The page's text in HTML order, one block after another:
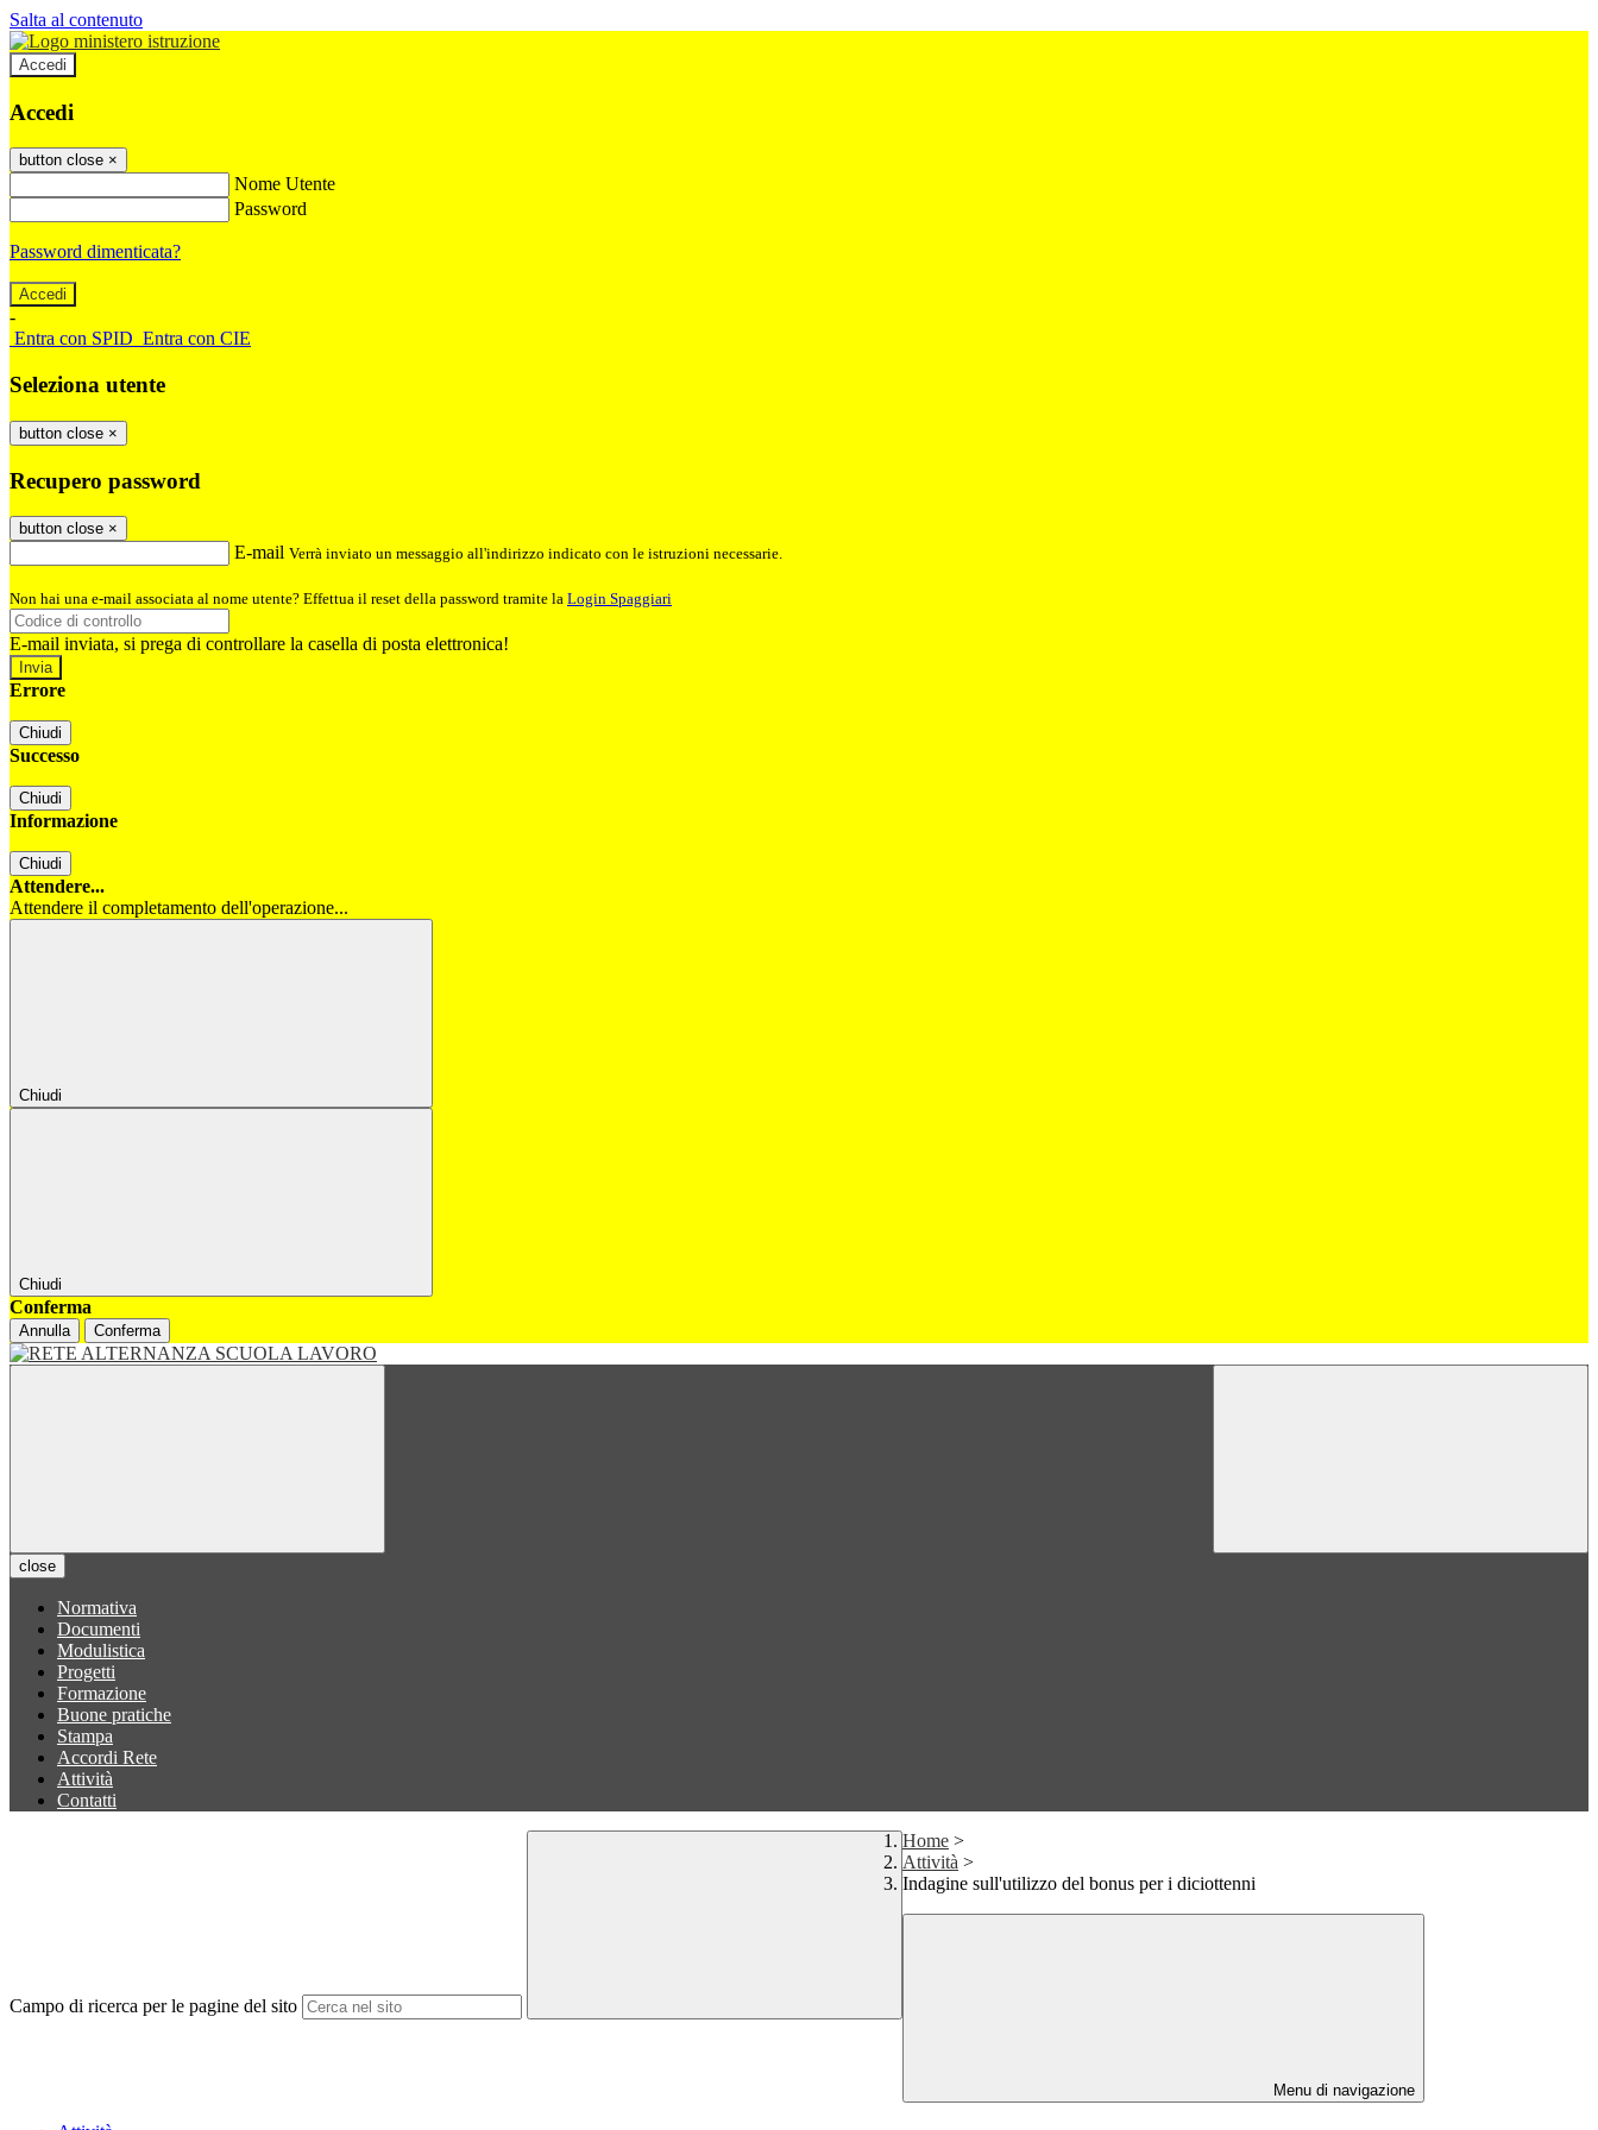
Salta al contenuto
Accedi
Accedi
button close ×
Nome Utente
Password
Password dimenticata?
-
Entra con SPID Entra con CIE
Seleziona utente
button close ×
Recupero password
button close ×
E-mail Verrà inviato un messaggio all'indirizzo indicato con le istruzioni necessarie.
Non hai una e-mail associata al nome utente? Effettua il reset della password tramite la Login Spaggiari
E-mail inviata, si prega di controllare la casella di posta elettronica!
Errore
Chiudi
Successo
Chiudi
Informazione
Chiudi
Attendere...
Attendere il completamento dell'operazione...
Chiudi
Chiudi
Conferma
Annulla Conferma
close
Normativa
Documenti
Modulistica
Progetti
Formazione
Buone pratiche
Stampa
Accordi Rete
Attività
Contatti
Campo di ricerca per le pagine del sito
Home >
Attività >
Indagine sull'utilizzo del bonus per i diciottenni
Menu di navigazione